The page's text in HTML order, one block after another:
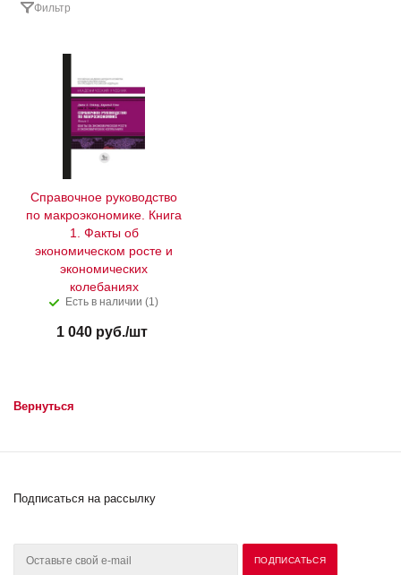
Фильтр
Справочное руководство
по макроэкономике. Книга
1. Факты об
экономическом росте и
экономических
колебаниях
Есть в наличии (1)
1 040 руб./шт
Вернуться
Подписаться на рассылку